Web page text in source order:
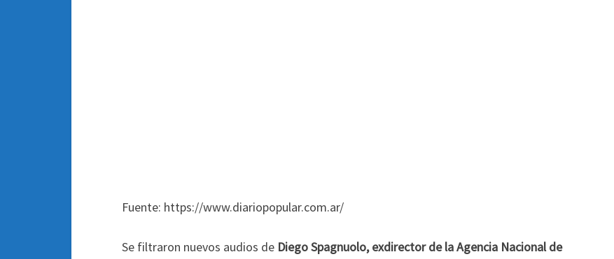
Fuente: https://www.diariopopular.com.ar/
Se filtraron nuevos audios de Diego Spagnuolo, exdirector de la Agencia Nacional de